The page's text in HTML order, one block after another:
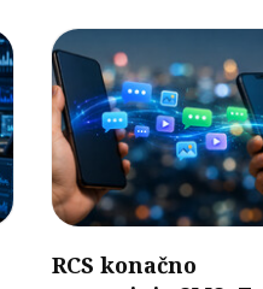
RCS konačno